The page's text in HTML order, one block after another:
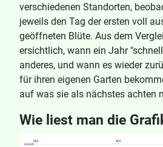
verschiedenen Standorten,
jeweils den Tag der ersten voll
geöffneten Blüte. Aus dem
ersichtlich, wann ein Jahr
anderes, und wann es wieder
für ihren eigenen Garten
auf was sie als nächstes achten
Wie liest man die